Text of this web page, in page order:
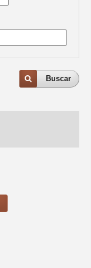
Buscar